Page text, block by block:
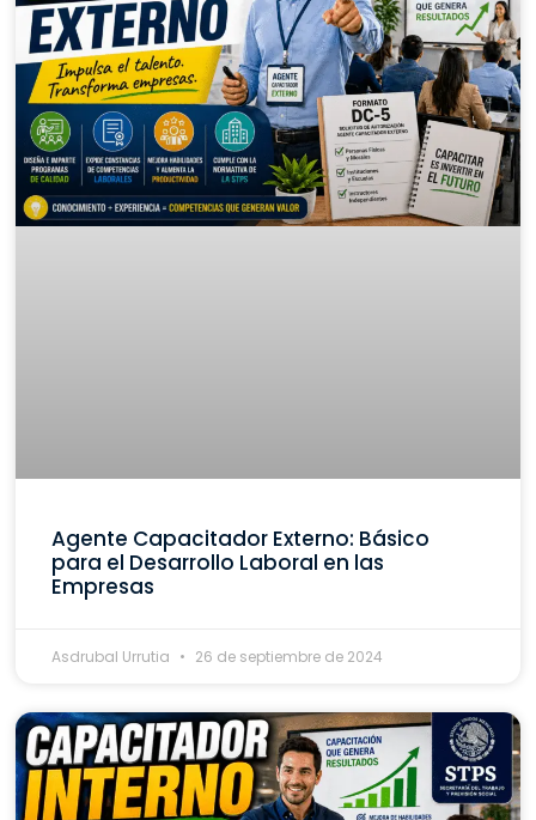
Agente Capacitador Externo: Básico
para el Desarrollo Laboral en las
Empresas
Asdrubal Urrutia 26 de septiembre de 2024